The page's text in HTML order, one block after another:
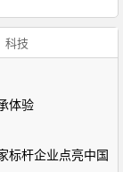
科技
体验
标杆企业点亮中国